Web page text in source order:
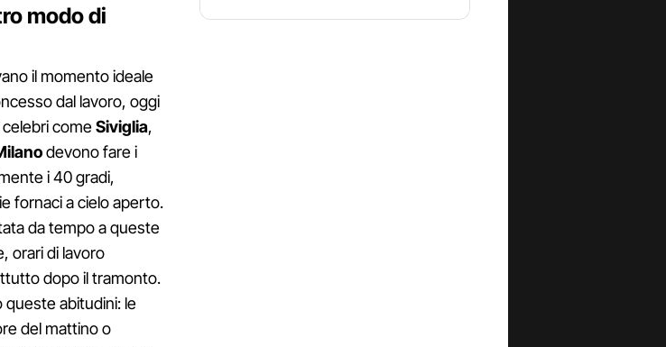
modo di
il momento ideale
dal lavoro, oggi
celebri comeSiviglia,
devono fare i
i 40 gradi,
fornaci a cielo aperto.
da tempo a queste
orari di lavoro
dopo il tramonto.
abitudini: le
del mattino o